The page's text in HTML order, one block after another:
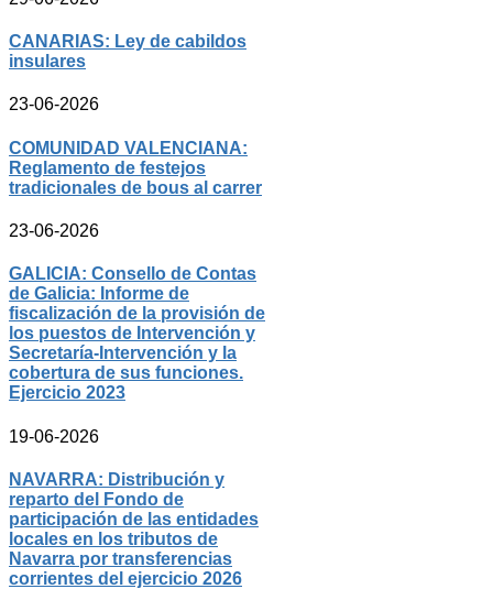
CANARIAS: Ley de cabildos
insulares
23-06-2026
COMUNIDAD VALENCIANA:
Reglamento de festejos
tradicionales de bous al carrer
23-06-2026
GALICIA: Consello de Contas
de Galicia: Informe de
fiscalización de la provisión de
los puestos de Intervención y
Secretaría-Intervención y la
cobertura de sus funciones.
Ejercicio 2023
19-06-2026
NAVARRA: Distribución y
reparto del Fondo de
participación de las entidades
locales en los tributos de
Navarra por transferencias
corrientes del ejercicio 2026